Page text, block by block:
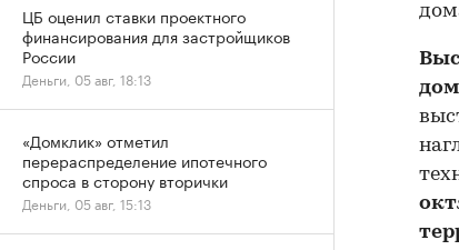
ЦБ оценил ставки проектного
финансирования для застройщиков
России
Деньги, 05 авг, 18:13
«Домклик» отметил
перераспределение ипотечного
спроса в сторону вторички
Деньги, 05 авг, 15:13